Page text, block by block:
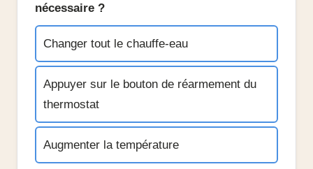
nécessaire ?
Changer tout le chauffe-eau
Appuyer sur le bouton de réarmement du
thermostat
Augmenter la température